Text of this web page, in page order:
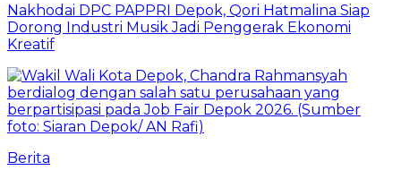
Nakhodai DPC PAPPRI Depok, Qori Hatmalina Siap
Dorong Industri Musik Jadi Penggerak Ekonomi
Kreatif
Berita